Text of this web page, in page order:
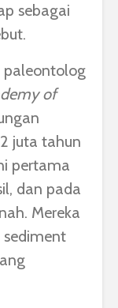
sebagai
paleontolog
of
juta tahun
pertama
dan pada
Mereka